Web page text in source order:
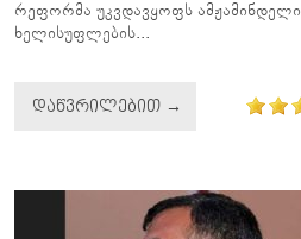
რეფორმა უკვდავყოფს ამჟამინდელი
ხელისუფლების...
ᲓᲐᲬᲕᲠᲘᲚᲔᲑᲘᲗ →